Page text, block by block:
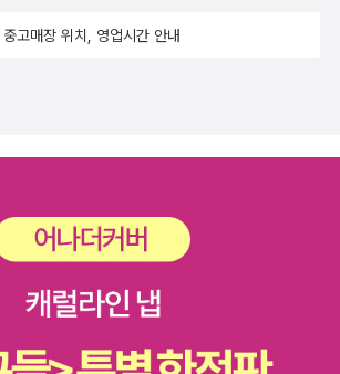
노래》, 《풀꽃나무 들숲노래 동시 따라쓰기》,
mnews/article/001/001
휘국·장석웅 전 교육감, '전교조 후배' 장관호
mnews/article/003/001
article/001/001599026
중고매장 위치, 영업시간 안내